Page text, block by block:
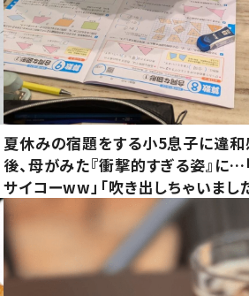
夏休みの宿題をする小5息子に違
後、母がみた『衝撃的すぎる姿』に…
サイコーww」「吹き出しちゃいまし